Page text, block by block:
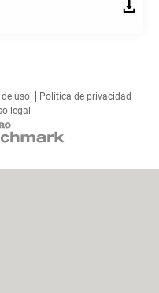
uso
Política de privacidad
legal